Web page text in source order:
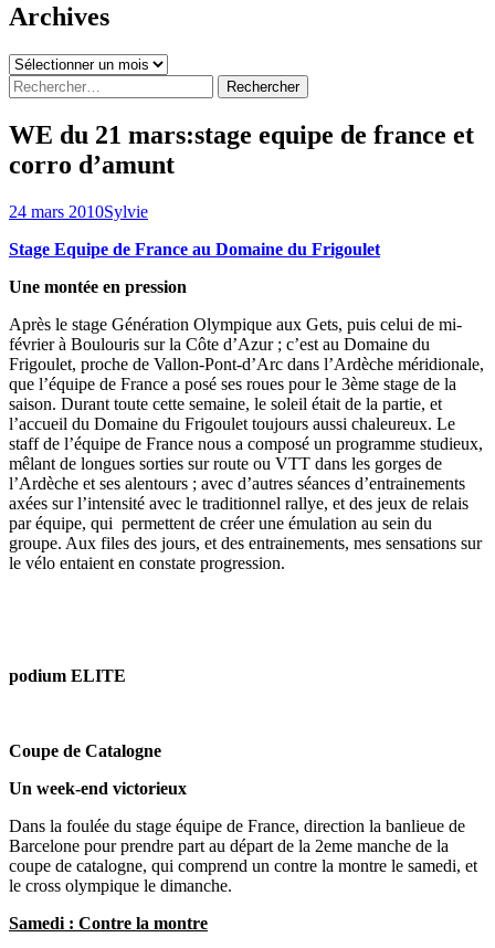
Archives
Archives
Rechercher :
WE du 21 mars:stage equipe de france et
corro d’amunt
24 mars 2010Sylvie
Stage Equipe de France au Domaine du Frigoulet
Une montée en pression
Après le stage Génération Olympique aux Gets, puis celui de mi-
février à Boulouris sur la Côte d’Azur ; c’est au Domaine du
Frigoulet, proche de Vallon-Pont-d’Arc dans l’Ardèche méridionale,
que l’équipe de France a posé ses roues pour le 3ème stage de la
saison. Durant toute cette semaine, le soleil était de la partie, et
l’accueil du Domaine du Frigoulet toujours aussi chaleureux. Le
staff de l’équipe de France nous a composé un programme studieux,
mêlant de longues sorties sur route ou VTT dans les gorges de
l’Ardèche et ses alentours ; avec d’autres séances d’entrainements
axées sur l’intensité avec le traditionnel rallye, et des jeux de relais
par équipe, qui permettent de créer une émulation au sein du
groupe. Aux files des jours, et des entrainements, mes sensations sur
le vélo entaient en constate progression.
podium ELITE
Coupe de Catalogne
Un week-end victorieux
Dans la foulée du stage équipe de France, direction la banlieue de
Barcelone pour prendre part au départ de la 2eme manche de la
coupe de catalogne, qui comprend un contre la montre le samedi, et
le cross olympique le dimanche.
Samedi : Contre la montre